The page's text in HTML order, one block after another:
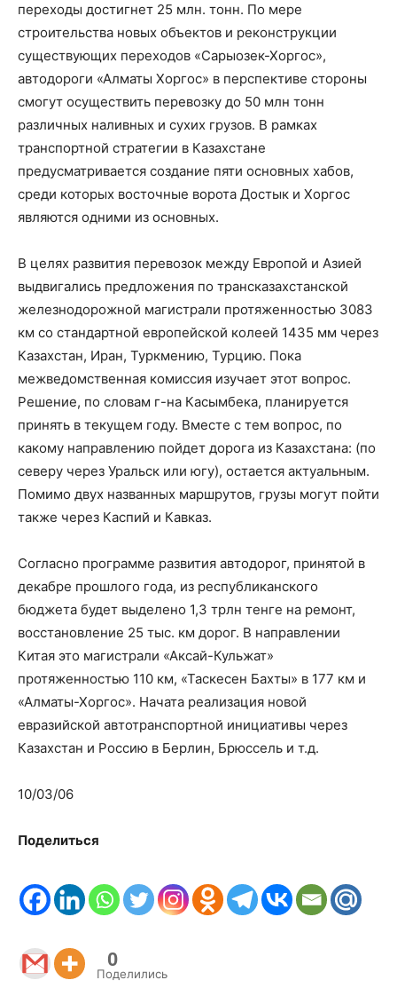
переходы достигнет 25 млн. тонн. По мере
строительства новых объектов и реконструкции
существующих переходов «Сарыозек-Хоргос»,
автодороги «Алматы Хоргос» в перспективе стороны
смогут осуществить перевозку до 50 млн тонн
различных наливных и сухих грузов. В рамках
транспортной стратегии в Казахстане
предусматривается создание пяти основных хабов,
среди которых восточные ворота Достык и Хоргос
являются одними из основных.
В целях развития перевозок между Европой и Азией
выдвигались предложения по трансказахстанской
железнодорожной магистрали протяженностью 3083
км со стандартной европейской колеей 1435 мм через
Казахстан, Иран, Туркмению, Турцию. Пока
межведомственная комиссия изучает этот вопрос.
Решение, по словам г-на Касымбека, планируется
принять в текущем году. Вместе с тем вопрос, по
какому направлению пойдет дорога из Казахстана: (по
северу через Уральск или югу), остается актуальным.
Помимо двух названных маршрутов, грузы могут пойти
также через Каспий и Кавказ.
Согласно программе развития автодорог, принятой в
декабре прошлого года, из республиканского
бюджета будет выделено 1,3 трлн тенге на ремонт,
восстановление 25 тыс. км дорог. В направлении
Китая это магистрали «Аксай-Кульжат»
протяженностью 110 км, «Таскесен Бахты» в 177 км и
«Алматы-Хоргос». Начата реализация новой
евразийской автотранспортной инициативы через
Казахстан и Россию в Берлин, Брюссель и т.д.
10/03/06
Поделиться
0
Поделились